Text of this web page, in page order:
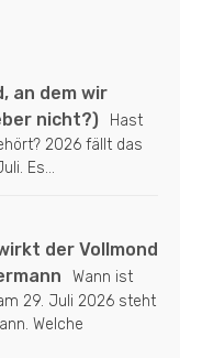
an dem wir
nicht?)
Hast
2026 fällt das
Es...
der Vollmond
Wann ist
29. Juli 2026 steht
Welche